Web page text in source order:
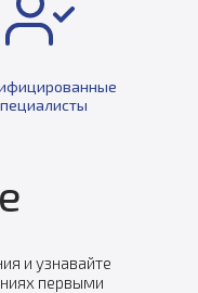
и узнавайте
первыми